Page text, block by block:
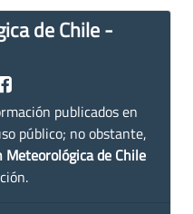
de Chile -
publicados en
público; no obstante,
Meteorológica de Chile